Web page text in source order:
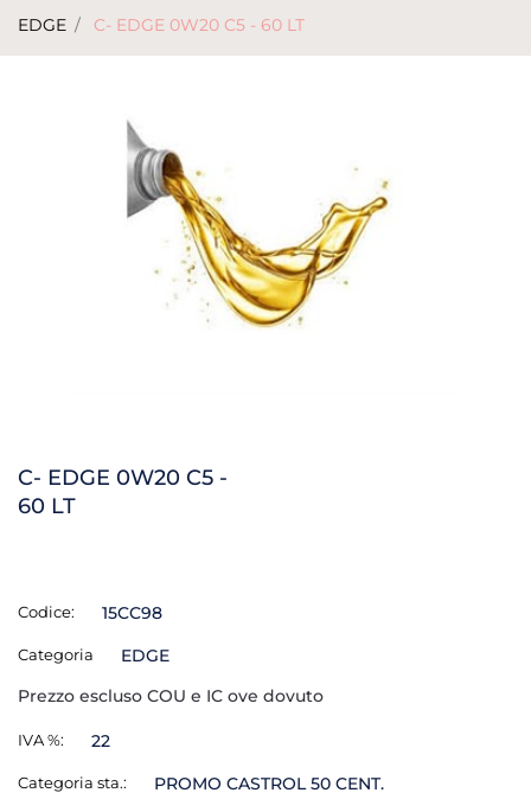
EDGE C- EDGE 0W20 C5 - 60 LT
C- EDGE 0W20 C5 -
60 LT
Codice: 15CC98
Categoria
EDGE
Prezzo escluso COU e IC ove dovuto
IVA %: 22
Categoria sta.: PROMO CASTROL 50 CENT.